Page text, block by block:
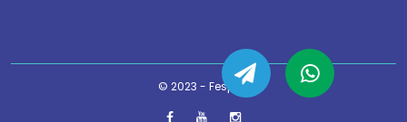
© 2023 - Fespati